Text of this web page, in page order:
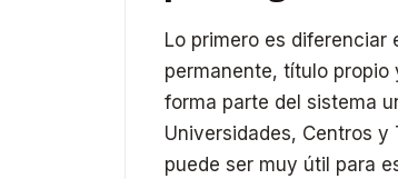
Lo primero es diferenciar
permanente, título
forma parte del sistema
Universidades, Centros
puede ser muy útil para